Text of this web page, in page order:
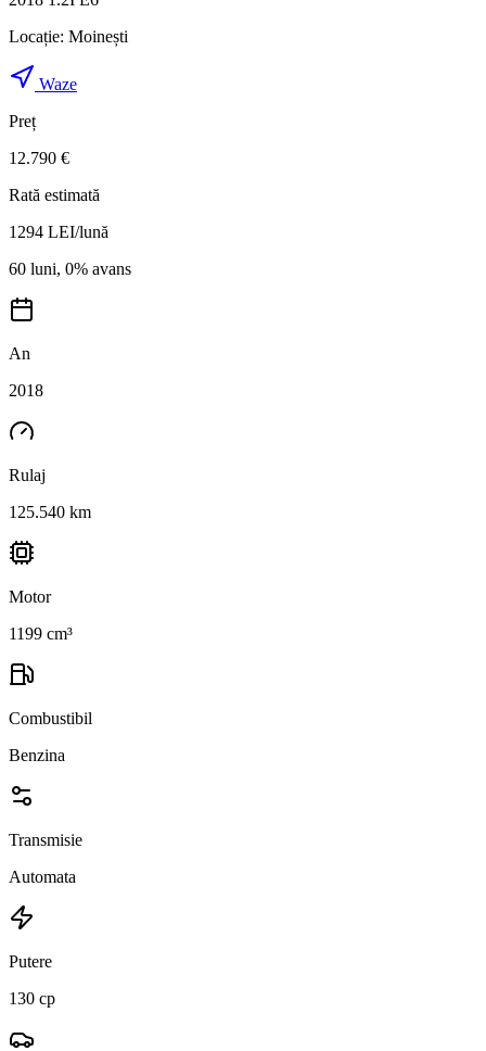
Locație: Moinești
Waze
Preț
12.790 €
Rată estimată
1294 LEI/lună
60 luni, 0% avans
An
2018
Rulaj
125.540 km
Motor
1199 cm³
Combustibil
Benzina
Transmisie
Automata
Putere
130 cp